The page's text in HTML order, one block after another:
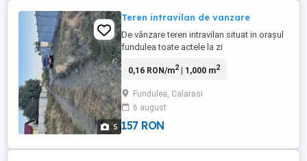
5
Teren intravilan de vanzare
De vânzare teren intravilan situat in orașul
fundulea toate actele la zi
0,16 RON/m2| 1,000 m2
Fundulea, Calarasi
6 august
157 RON